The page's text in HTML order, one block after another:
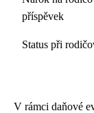
příspěvek
Status při
V rámci daňové